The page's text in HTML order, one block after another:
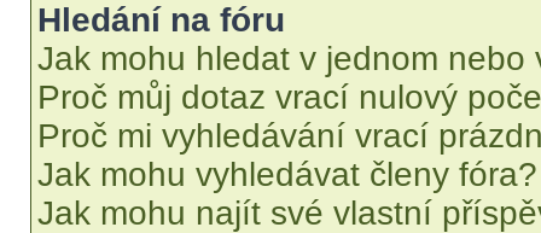
Hledání na fóru
Jak mohu hledat v jednom nebo
Proč můj dotaz vrací nulový
Proč mi vyhledávání vrací
Jak mohu vyhledávat členy fóra?
Jak mohu najít své vlastní